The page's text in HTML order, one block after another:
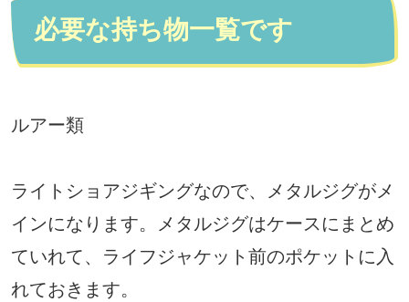
必要な持ち物一覧です
ルアー類
ライトショアジギングなので、メタルジグがメ
インになります。メタルジグはケースにまとめ
ていれて、ライフジャケット前のポケットに入
れておきます。